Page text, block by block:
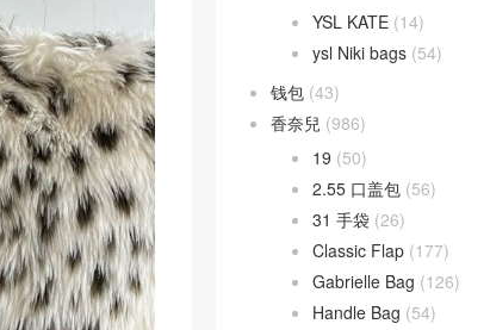
YSL KATE (14)
ysl Niki bags (54)
钱包 (43)
香奈兒 (986)
19 (50)
2.55 口盖包 (56)
31 手袋 (26)
Classic Flap (177)
Gabrielle Bag (126)
Handle Bag (54)